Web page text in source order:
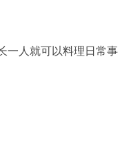
一人就可以料理日常事